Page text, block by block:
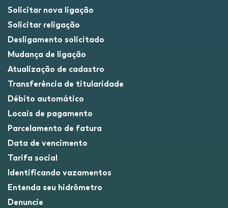
Solicitar nova ligação
Solicitar religação
Desligamento solicitado
Mudança de ligação
Atualização de cadastro
Transferência de titularidade
Débito automático
Locais de pagamento
Parcelamento de fatura
Data de vencimento
Tarifa social
Identificando vazamentos
Entenda seu hidrômetro
Denuncie